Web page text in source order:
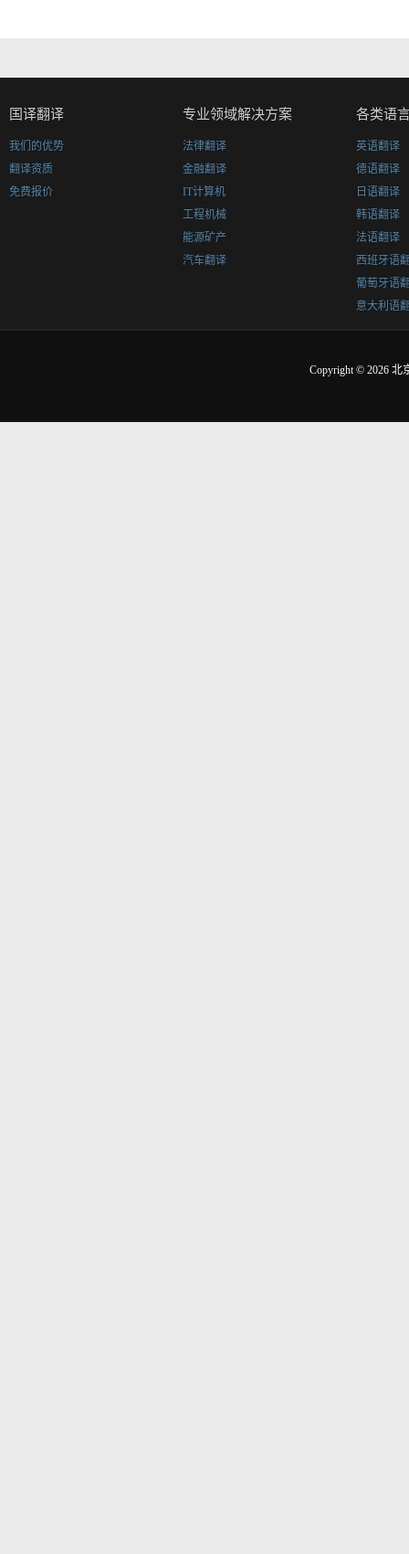
国译翻译
我们的优势
翻译资质
免费报价
专业领域解决方案
法律翻译
金融翻译
IT计算机
工程机械
能源矿产
汽车翻译
各类语
英语翻译
德语翻译
日语翻译
韩语翻译
法语翻译
西班牙语
葡萄牙语
意大利语
Copyright © 2026 北